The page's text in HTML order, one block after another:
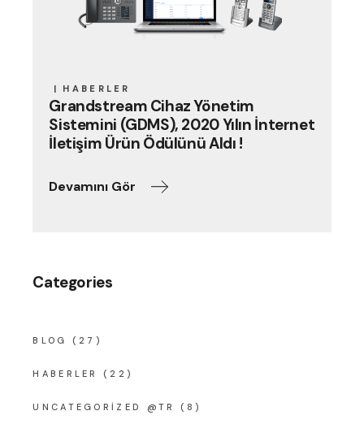
HABERLER
Grandstream Cihaz Yönetim
Sistemini (GDMS), 2020 Yılın İnternet
İletişim Ürün Ödülünü Aldı !
Devamını Gör
Categories
BLOG (27)
HABERLER (22)
UNCATEGORIZED @TR (8)